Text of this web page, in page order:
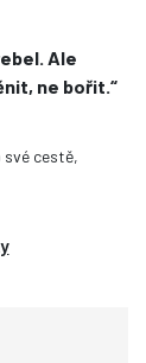
Ale
ne bořit.“
cestě,